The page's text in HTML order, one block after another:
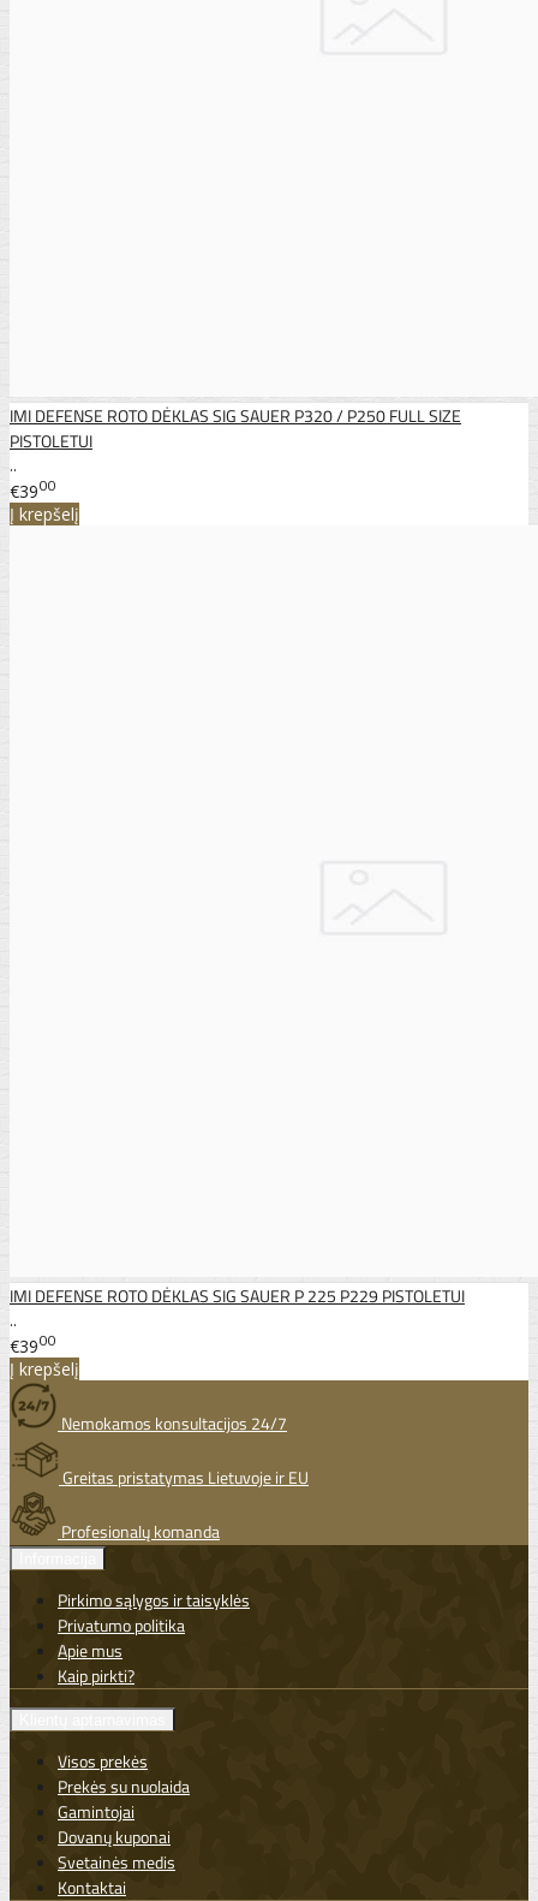
IMI DEFENSE ROTO DĖKLAS SIG SAUER P320 / P250 FULL SIZE
PISTOLETUI
..
€3900
Į krepšelį
IMI DEFENSE ROTO DĖKLAS SIG SAUER P 225 P229 PISTOLETUI
..
€3900
Į krepšelį
Nemokamos konsultacijos 24/7
Greitas pristatymas Lietuvoje ir EU
Profesionalų komanda
Pirkimo sąlygos ir taisyklės
Privatumo politika
Apie mus
Kaip pirkti?
Visos prekės
Prekės su nuolaida
Gamintojai
Dovanų kuponai
Svetainės medis
Kontaktai